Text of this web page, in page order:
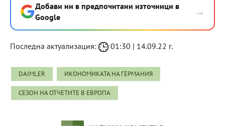
Добави ни в предпочитани източници в
Google
→
Последна актуализация: 01:30 | 14.09.22 г.
DAIMLER ИКОНОМИКАТА НА ГЕРМАНИЯ
СЕЗОН НА ОТЧЕТИТЕ В ЕВРОПА